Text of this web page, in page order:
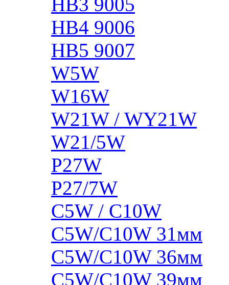
HB4 9006
HB5 9007
W5W
W16W
W21W / WY21W
W21/5W
P27W
P27/7W
C5W / C10W
C5W/C10W 31мм
C5W/C10W 36мм
C5W/C10W 39мм